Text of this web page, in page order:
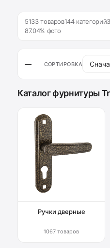
5133 товаров144 категорий
87.04% фото
— СОРТИРОВКА
Каталог фурнитуры
Ручки дверные
1067 товаров